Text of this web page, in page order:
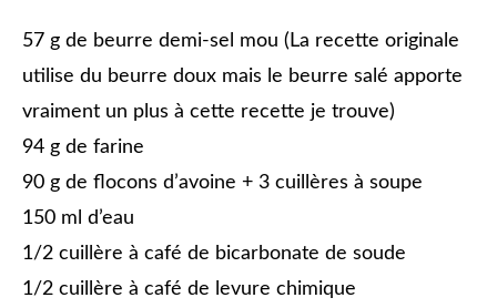
57 g de beurre demi-sel mou (La recette originale
utilise du beurre doux mais le beurre salé apporte
vraiment un plus à cette recette je trouve)
94 g de farine
90 g de flocons d’avoine + 3 cuillères à soupe
150 ml d’eau
1/2 cuillère à café de bicarbonate de soude
1/2 cuillère à café de levure chimique